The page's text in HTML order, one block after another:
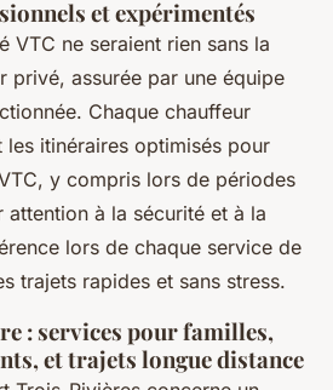
et expérimentés
VTC ne seraient rien sans la
privé, assurée par une équipe
Chaque chauffeur
itinéraires optimisés pour
y compris lors de périodes
à la sécurité et à la
lors de chaque service de
trajets rapides et sans stress.
: services pour familles,
et trajets longue distance